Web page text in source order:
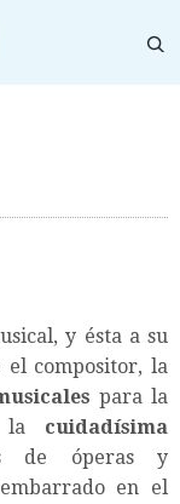
y ésta a su
el compositor, la
para la
la cuidadísima
de óperas y
en el